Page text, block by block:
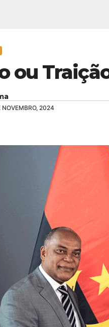
ou
NOVEMBRO, 2024